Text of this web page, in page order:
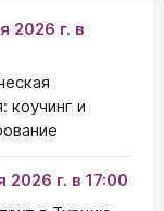
2026 г. в
коучинг и
2026 г. в 17:00